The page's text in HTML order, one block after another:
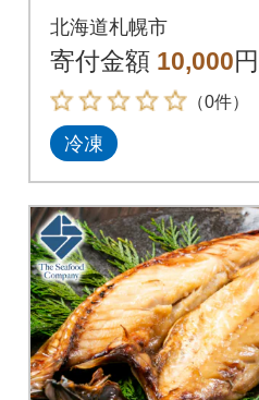
s408-038
北海道札幌市
寄付金額 10,000円
（0件）
冷凍